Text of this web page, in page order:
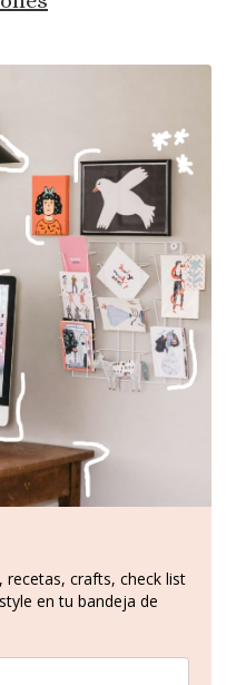
recetas, crafts, check list
en tu bandeja de